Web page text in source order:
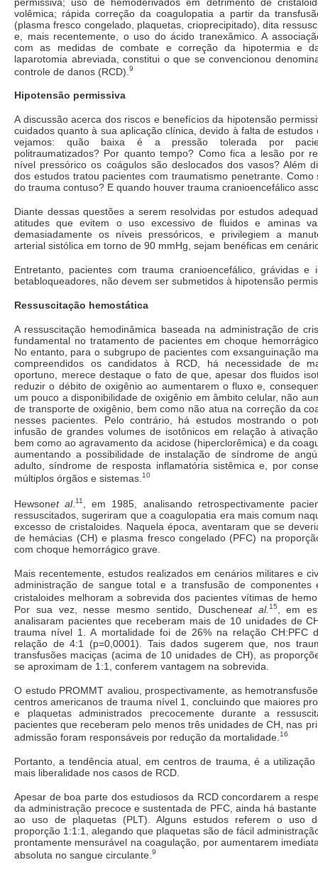
volêmica; rápida correção da coagulopatia a partir da
(plasma fresco congelado, plaquetas, crioprecipitado), dita
e, mais recentemente, o uso do ácido tranexâmico. A
com as medidas de combate e correção da hipotermia e
laparotomia abreviada, constitui o que se convencionou
controle de danos (RCD). 9
Hipotensão permissiva
A discussão acerca dos riscos e benefícios da hipotensão
cuidados quanto à sua aplicação clínica, devido à falta de estudos
vejamos: quão baixa é a pressão tolerada por
politraumatizados? Por quanto tempo? Como fica a lesão por
nível pressórico os coágulos são deslocados dos vasos? Além
dos estudos tratou pacientes com traumatismo penetrante. Como
do trauma contuso? E quando houver trauma cranioencefálico
Diante dessas questões a serem resolvidas por estudos
atitudes que evitem o uso excessivo de fluidos e aminas
demasiadamente os níveis pressóricos, e privilegiem a
arterial sistólica em torno de 90 mmHg, sejam benéficas em
Entretanto, pacientes com trauma cranioencefálico, grávidas e
betabloqueadores, não devem ser submetidos à hipotensão
Ressuscitação hemostática
A ressuscitação hemodinâmica baseada na administração de
fundamental no tratamento de pacientes em choque
No entanto, para o subgrupo de pacientes com exsanguinação
compreendidos os candidatos à RCD, há necessidade de
oportuno, merece destaque o fato de que, apesar dos fluidos
reduzir o débito de oxigênio ao aumentarem o fluxo e,
um pouco a disponibilidade de oxigênio em âmbito celular, não
de transporte de oxigênio, bem como não atua na correção da
nesses pacientes. Pelo contrário, há estudos mostrando o
infusão de grandes volumes de isotônicos em relação à
bem como ao agravamento da acidose (hiperclorêmica) e da
aumentando a possibilidade de instalação de síndrome de
adulto, síndrome de resposta inflamatória sistêmica e, por
múltiplos órgãos e sistemas. 10
Hewsonet al.11
, em 1985, analisando retrospectivamente
ressuscitados, sugeriram que a coagulopatia era mais comum
excesso de cristaloides. Naquela época, aventaram que se
de hemácias (CH) e plasma fresco congelado (PFC) na
com choque hemorrágico grave.
Mais recentemente, estudos realizados em cenários militares e
administração de sangue total e a transfusão de componentes
cristaloides melhoram a sobrevida dos pacientes vítimas de
Por sua vez, nesse mesmo sentido, Duscheneat al. 15
, em
analisaram pacientes que receberam mais de 10 unidades de
trauma nível 1. A mortalidade foi de 26% na relação CH:PFC
relação de 4:1 (p=0,0001). Tais dados sugerem que, nos
transfusões maciças (acima de 10 unidades de CH), as
se aproximam de 1:1, conferem vantagem na sobrevida.
O estudo PROMMT avaliou, prospectivamente, as
centros americanos de trauma nível 1, concluindo que maiores
e plaquetas administrados precocemente durante a
pacientes que receberam pelo menos três unidades de CH, nas
admissão foram responsáveis por redução da mortalidade. 16
Portanto, a tendência atual, em centros de trauma, é a
mais liberalidade nos casos de RCD.
Apesar de boa parte dos estudiosos da RCD concordarem a
da administração precoce e sustentada de PFC, ainda há
ao uso de plaquetas (PLT). Alguns estudos referem o uso
proporção 1:1:1, alegando que plaquetas são de fácil
prontamente mensurável na coagulação, por aumentarem
absoluta no sangue circulante. 9